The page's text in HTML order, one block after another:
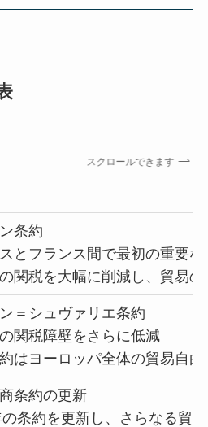
スクロールできます
条約
とフランス間で最初の重要
関税を大幅に削減し、貿易
＝シュヴァリエ条約
関税障壁をさらに低減
はヨーロッパ全体の貿易自
条約の更新
条約を更新し、さらなる貿